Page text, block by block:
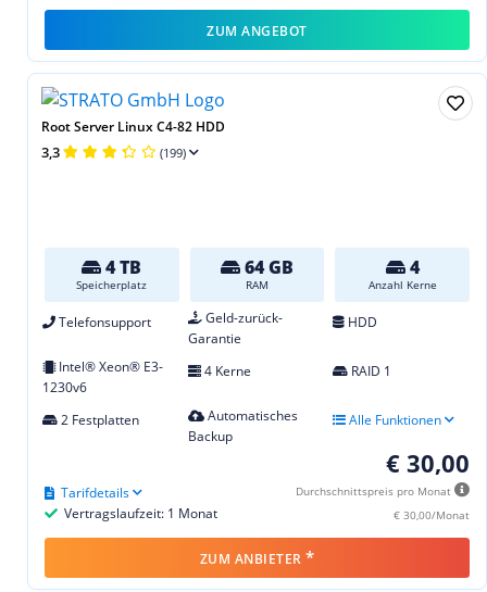
ZUM ANGEBOT
Root Server Linux C4-82 HDD
3,3 (199)
4 TB
Speicherplatz
64 GB
RAM
4
Anzahl Kerne
Telefonsupport
Geld-zurück-
Garantie
HDD
Intel® Xeon® E3-
1230v6
4 Kerne RAID 1
2 Festplatten
Automatisches
Backup
Alle Funktionen
€ 30,00
Durchschnittspreis pro Monat
€ 30,00/Monat
Vertragslaufzeit: 1 Monat
Tarifdetails
ZUM ANBIETER *